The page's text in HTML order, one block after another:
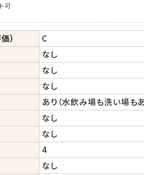
可
）
C
なし
なし
なし
あり（水飲み場も洗い場も
なし
なし
4
なし